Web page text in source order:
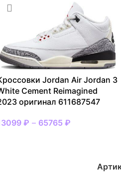
Jordan Air Jordan 3
Cement Reimagined
оригинал 611687547
₽ – 65765 ₽